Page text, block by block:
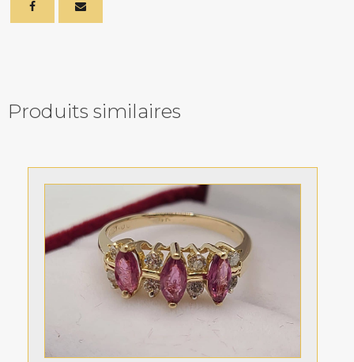
Produits similaires